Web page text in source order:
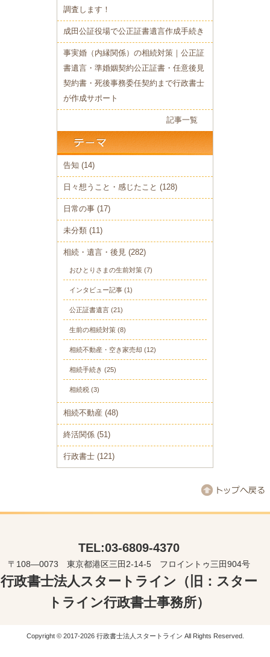
調査します！
成田公証役場で公正証書遺言作成手続き
事実婚（内縁関係）の相続対策｜公正証
書遺言・準婚姻契約公正証書・任意後見
契約書・死後事務委任契約まで行政書士
が作成サポート
記事一覧
告知 (14)
日々想うこと・感じたこと (128)
日常の事 (17)
未分類 (11)
相続・遺言・後見 (282)
おひとりさまの生前対策 (7)
インタビュー記事 (1)
公正証書遺言 (21)
生前の相続対策 (8)
相続不動産・空き家売却 (12)
相続手続き (25)
相続税 (3)
相続不動産 (48)
終活関係 (51)
行政書士 (121)
TEL:03-6809-4370
〒108―0073 東京都港区三田2-14-5 フロイントゥ三田904号
行政書士法人スタートライン（旧：スター
トライン行政書士事務所）
Copyright © 2017-2026 行政書士法人スタートライン All Rights Reserved.